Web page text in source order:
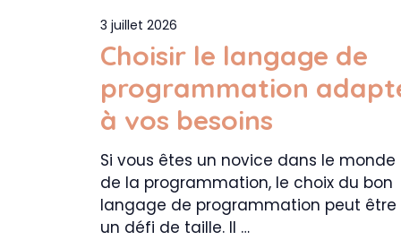
3 juillet 2026
Choisir le langage de
programmation
à vos besoins
Si vous êtes un novice dans le monde
de la programmation, le choix du bon
langage de programmation peut être
un défi de taille. Il …